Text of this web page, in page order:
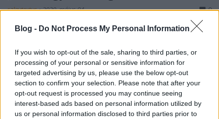
Blog - Do Not Process My Personal Information
If you wish to opt-out of the sale, sharing to third parties, or
processing of your personal or sensitive information for
targeted advertising by us, please use the below opt-out
section to confirm your selection. Please note that after your
opt-out request is processed you may continue seeing
interest-based ads based on personal information utilized by
us or personal information disclosed to third parties prior to
szlavtextus•2020. május 04. 0
A fenti felszólítást Vlagyimir Putyinhoz intézte volna
leereszkedve, amely éppen szemben áll azzal a
bírósági épülettel, amelyben a Pussy Riot három
tagjának pere és tárgyalásai zajlottak. „Látványos
akció lehetett volna. […] De aztán valaki leejtette…